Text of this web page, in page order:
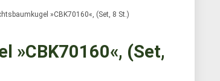
»CBK70160«, (Set, 8 St.)
»CBK70160«, (Set,